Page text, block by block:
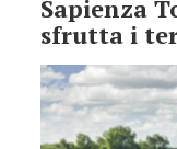
Sapienza
sfrutta i